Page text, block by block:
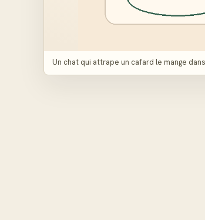
Un chat qui attrape un cafard le mange